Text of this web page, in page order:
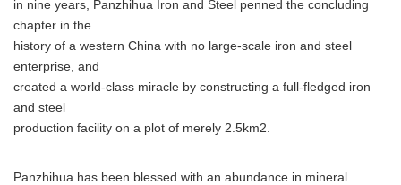
in nine years, Panzhihua Iron and Steel penned the concluding
chapter in the
history of a western China with no large-scale iron and steel
enterprise, and
created a world-class miracle by constructing a full-fledged iron
and steel
production facility on a plot of merely 2.5km2.
Panzhihua has been blessed with an abundance in mineral